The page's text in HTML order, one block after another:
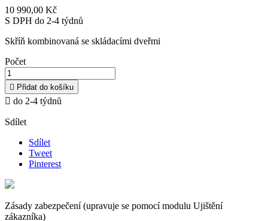
10 990,00 Kč
S DPH do 2-4 týdnů
Skříň kombinovaná se skládacími dveřmi
Počet
 Přidat do košíku
 do 2-4 týdnů
Sdílet
Sdílet
Tweet
Pinterest
Zásady zabezpečení (upravuje se pomocí modulu Ujištění
zákazníka)